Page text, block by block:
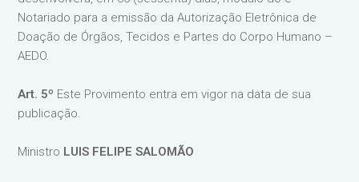
Notariado para a emissão da Autorização Eletrônica de
Doação de Órgãos, Tecidos e Partes do Corpo Humano –
AEDO.
Art. 5º Este Provimento entra em vigor na data de sua
publicação.
Ministro LUIS FELIPE SALOMÃO